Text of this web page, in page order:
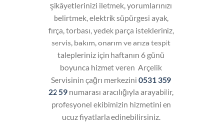
şikâyetlerinizi iletmek, yorumlarınızı
belirtmek, elektrik süpürgesi ayak,
fırça, torbası, yedek parça istekleriniz,
servis, bakım, onarım ve arıza tespit
talepleriniz için haftanın 6 günü
boyunca hizmet veren Arçelik
Servisinin çağrı merkezini0531 359
22 59numarası aracılığıyla arayabilir,
profesyonel ekibimizin hizmetini en
ucuz fiyatlarla edinebilirsiniz.